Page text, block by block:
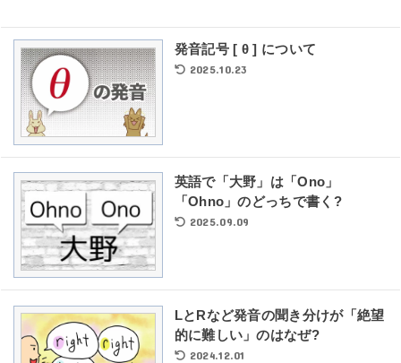
発音記号 [ θ ] について
2025.10.23
英語で「大野」は「Ono」
「Ohno」のどっちで書く?
2025.09.09
LとRなど発音の聞き分けが「絶望
的に難しい」のはなぜ?
2024.12.01